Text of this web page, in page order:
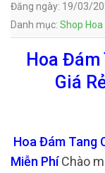
Đăng ngày: 19/03/
Danh mục: Shop
Hoa Đám
Giá
Hoa Đám Tang
Miễn PhíChào